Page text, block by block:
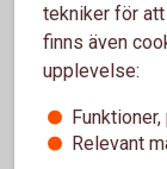
Andra
tekniker för
finns även
upplevelse:
Relevant